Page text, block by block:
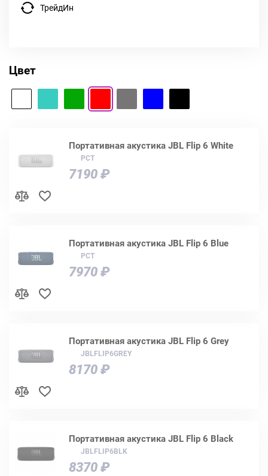
ТрейдИн
Цвет
Портативная акустика JBL Flip 6 White
РСТ
7190 ₽
Портативная акустика JBL Flip 6 Blue
РСТ
7970 ₽
Портативная акустика JBL Flip 6 Grey
JBLFLIP6GREY
8170 ₽
Портативная акустика JBL Flip 6 Black
JBLFLIP6BLK
8370 ₽